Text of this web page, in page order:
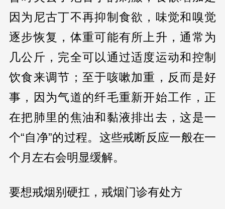
因为尼古丁不再抑制食欲，味觉和嗅觉
逐步恢复，体重可能有所上升，通常为
几公斤，完全可以通过适度运动和控制
饮食来调节；至于咳嗽加重，反而是好
事，因为气道的纤毛重新开始工作，正
在把肺里的焦油和黏液排出去，这是一
个“自净”的过程。这些戒断反应一般在一
个月左右会明显缓解。
要想戒烟别硬扛，戒烟门诊有处方